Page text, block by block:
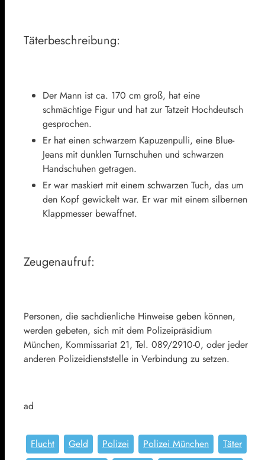
Täterbeschreibung:
Der Mann ist ca. 170 cm groß, hat eine
schmächtige Figur und hat zur Tatzeit Hochdeutsch
gesprochen.
Er hat einen schwarzem Kapuzenpulli, eine Blue-
Jeans mit dunklen Turnschuhen und schwarzen
Handschuhen getragen.
Er war maskiert mit einem schwarzen Tuch, das um
den Kopf gewickelt war. Er war mit einem silbernen
Klappmesser bewaffnet.
Zeugenaufruf:
Personen, die sachdienliche Hinweise geben können,
werden gebeten, sich mit dem Polizeipräsidium
München, Kommissariat 21, Tel. 089/2910-0, oder jeder
anderen Polizeidienststelle in Verbindung zu setzen.
ad
Flucht Geld Polizei Polizei München
Täter